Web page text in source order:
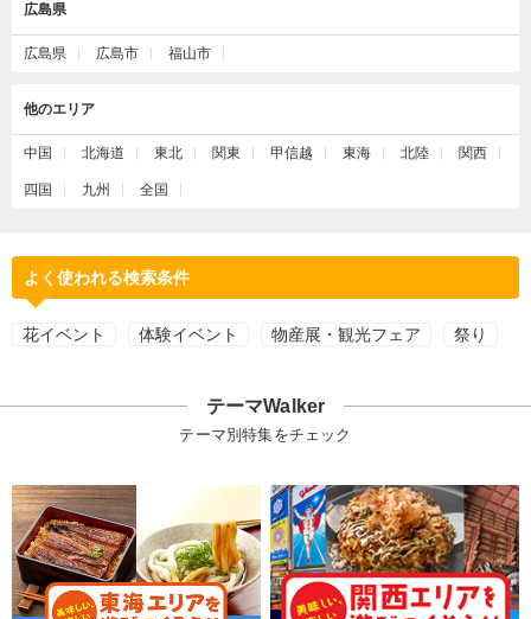
広島県
広島県 広島市 福山市
他のエリア
中国 北海道 東北 関東 甲信越 東海 北陸 関西
四国 九州 全国
よく使われる検索条件
花イベント 体験イベント 物産展・観光フェア 祭り
テーマWalker
テーマ別特集をチェック